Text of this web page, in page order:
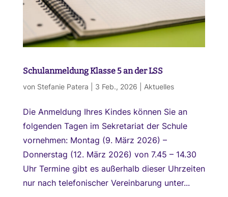
Schulanmeldung Klasse 5 an der LSS
von Stefanie Patera 3 Feb., 2026 Aktuelles
Die Anmeldung Ihres Kindes können Sie an
folgenden Tagen im Sekretariat der Schule
vornehmen: Montag (9. März 2026) –
Donnerstag (12. März 2026) von 7.45 – 14.30
Uhr Termine gibt es außerhalb dieser Uhrzeiten
nur nach telefonischer Vereinbarung unter...